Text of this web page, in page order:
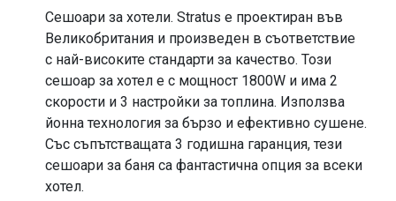
Сешоари за хотели. Stratus е проектиран във
Великобритания и произведен в съответствие
с най-високите стандарти за качество. Този
сешоар за хотел е с мощност 1800W и има 2
скорости и 3 настройки за топлина. Използва
йонна технология за бързо и ефективно сушене.
Със съпътстващата 3 годишна гаранция, тези
сешоари за баня са фантастична опция за всеки
хотел.